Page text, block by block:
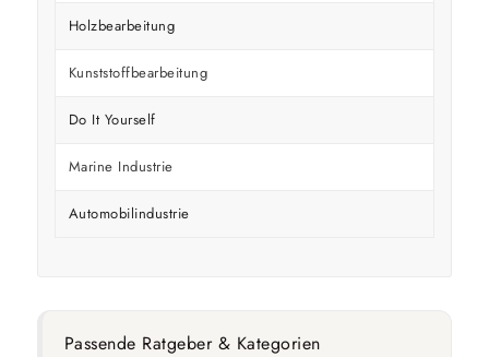
Holzbearbeitung
Kunststoffbearbeitung
Do It Yourself
Marine Industrie
Automobilindustrie
Passende Ratgeber & Kategorien